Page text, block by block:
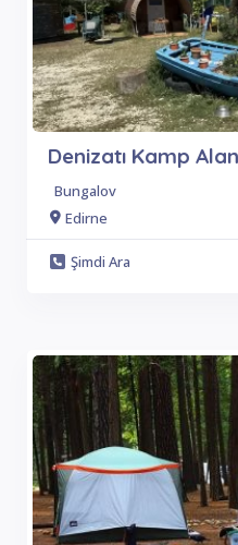
Denizatı Kamp
Bungalov
Edirne
Şimdi Ara